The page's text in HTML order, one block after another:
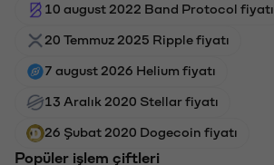
10 august 2022 Band Protocol fiyatı
20 Temmuz 2025 Ripple fiyatı
7 august 2026 Helium fiyatı
13 Aralık 2020 Stellar fiyatı
26 Şubat 2020 Dogecoin fiyatı
Popüler işlem çiftleri